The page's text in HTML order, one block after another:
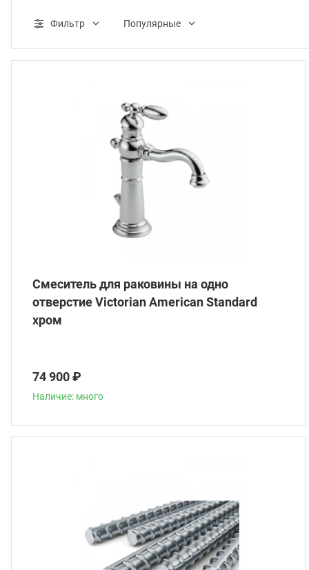
праздников
и вентиляция
Султан Фильтр Популярные
Смеситель для раковины на одно
отверстие Victorian American Standard
хром
74 900 ₽
Наличие: много